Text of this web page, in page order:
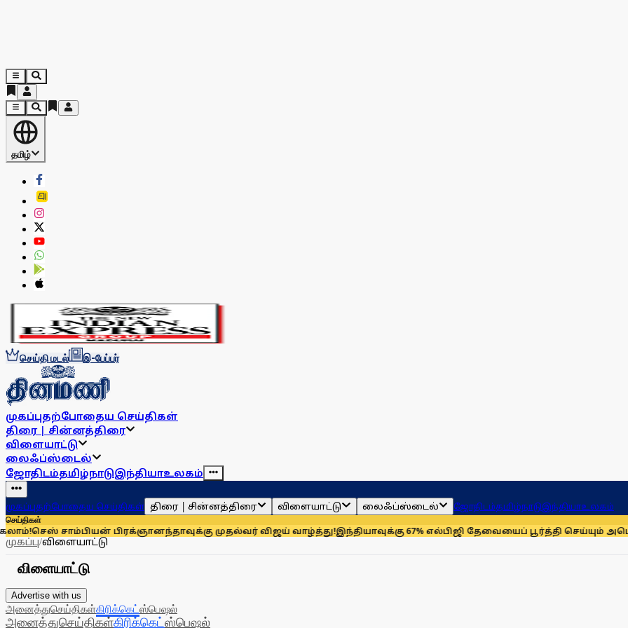
தமிழ்
செய்தி மடல் இ-பேப்பர்
முகப்புதற்போதைய செய்திகள்
திரை | சின்னத்திரை
விளையாட்டு
லைஃப்ஸ்டைல்
ஜோதிடம்தமிழ்நாடுஇந்தியாஉலகம்
முகப்புதற்போதைய செய்திகள் திரை | சின்னத்திரை விளையாட்டு லைஃப்ஸ்டைல் ஜோதிடம்தமிழ்நாடுஇந்தியாஉலகம்
செய்திகள்
முதல்வர் விஜய் வாழ்த்து!இந்தியாவுக்கு 67% எல்பிஜி தேவையைப் பூர்த்தி செய்யும் அமெரிக்கா!டாலருக்கு நிகரான
முகப்பு/விளையாட்டு
விளையாட்டு
Advertise with us
அனைத்துசெய்திகள்கிரிக்கெட்ஸ்பெஷல்
அனைத்துசெய்திகள்கிரிக்கெட்ஸ்பெஷல்